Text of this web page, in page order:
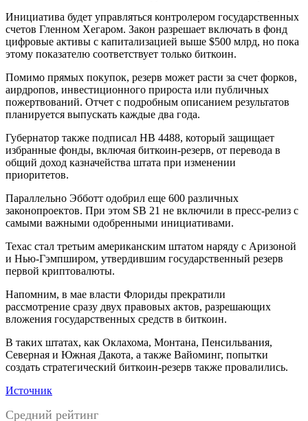
Инициатива будет управляться контролером государственных
счетов Гленном Хегаром. Закон разрешает включать в фонд
цифровые активы с капитализацией выше $500 млрд, но пока
этому показателю соответствует только биткоин.
Помимо прямых покупок, резерв может расти за счет форков,
аирдропов, инвестиционного прироста или публичных
пожертвований. Отчет с подробным описанием результатов
планируется выпускать каждые два года.
Губернатор также подписал HB 4488, который защищает
избранные фонды, включая биткоин-резерв, от перевода в
общий доход казначейства штата при изменении
приоритетов.
Параллельно Эбботт одобрил еще 600 различных
законопроектов. При этом SB 21 не включили в пресс-релиз с
самыми важными одобренными инициативами.
Техас стал третьим американским штатом наряду с Аризоной
и Нью-Гэмпширом, утвердившим государственный резерв
первой криптовалюты.
Напомним, в мае власти Флориды прекратили
рассмотрение сразу двух правовых актов, разрешающих
вложения государственных средств в биткоин.
В таких штатах, как Оклахома, Монтана, Пенсильвания,
Северная и Южная Дакота, а также Вайоминг, попытки
создать стратегический биткоин-резерв также провалились.
Источник
Средний рейтинг